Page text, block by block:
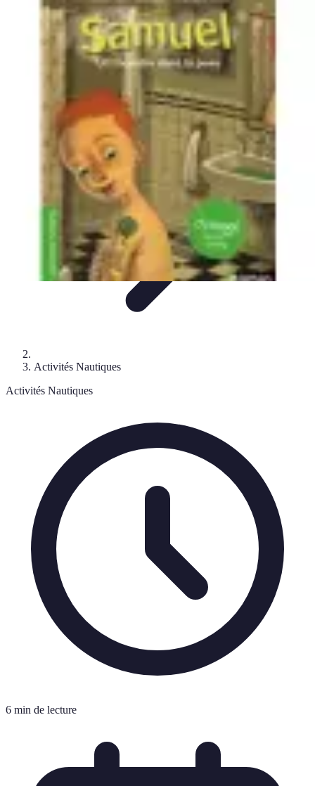
Sport Aventure PMR
Sports d'HiverÀ découvrirEscalade et
Alpinisme Activités Sportives
Activités Nautiques
Activités Nautiques
6 min de lecture